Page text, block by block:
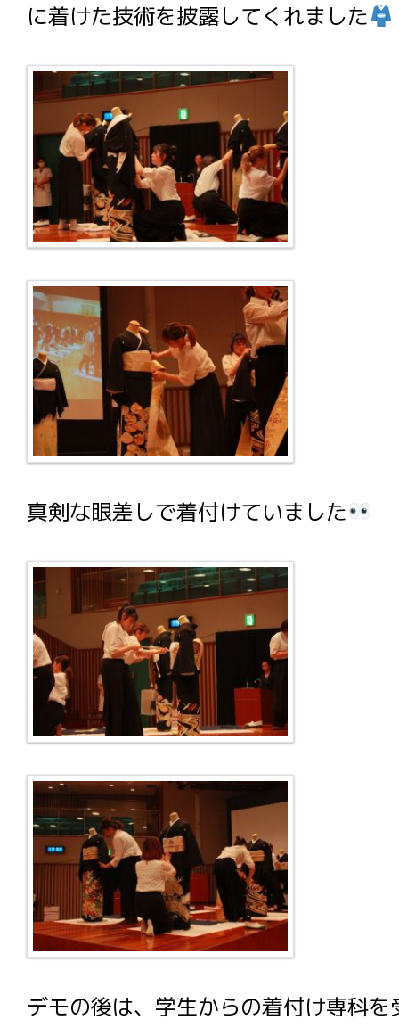
に着けた技術を披露してくれました
真剣な眼差しで着付けていました
デモの後は、学生からの着付け専科